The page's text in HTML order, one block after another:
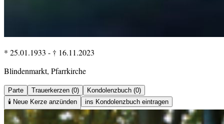
* 25.01.1933 - † 16.11.2023
Blindenmarkt, Pfarrkirche
Parte Trauerkerzen (0)
Kondolenzbuch (0)
🕯️ Neue Kerze anzünden ins Kondolenzbuch eintragen